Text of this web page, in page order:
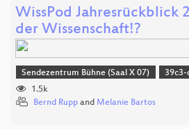
​WissPod Jahresrückblick
der Wissenschaft!?
Sendezentrum Bühne (Saal X 07) 39c3-
1.5k
Bernd Rupp and Melanie Bartos